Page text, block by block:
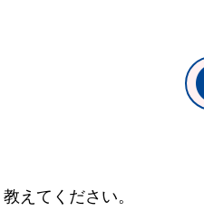
えてください。